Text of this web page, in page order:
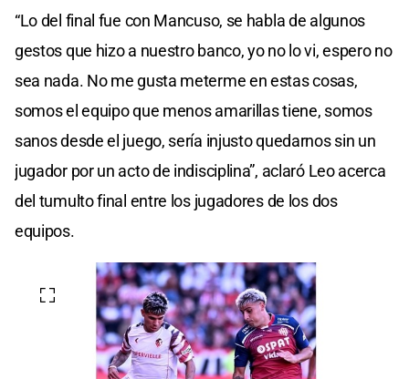
“Lo del final fue con Mancuso, se habla de algunos
gestos que hizo a nuestro banco, yo no lo vi, espero no
sea nada. No me gusta meterme en estas cosas,
somos el equipo que menos amarillas tiene, somos
sanos desde el juego, sería injusto quedarnos sin un
jugador por un acto de indisciplina”, aclaró Leo acerca
del tumulto final entre los jugadores de los dos
equipos.